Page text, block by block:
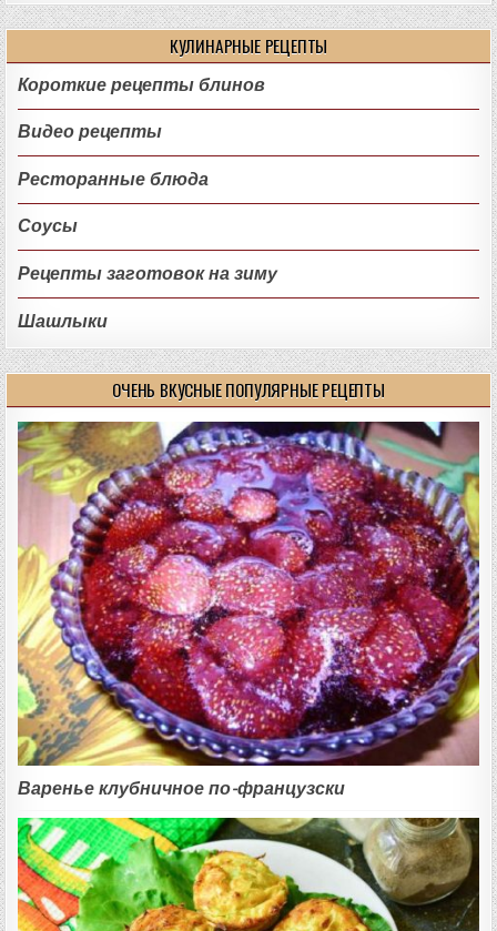
КУЛИНАРНЫЕ РЕЦЕПТЫ
Короткие рецепты блинов
Видео рецепты
Ресторанные блюда
Соусы
Рецепты заготовок на зиму
Шашлыки
ОЧЕНЬ ВКУСНЫЕ ПОПУЛЯРНЫЕ РЕЦЕПТЫ
Варенье клубничное по-французски